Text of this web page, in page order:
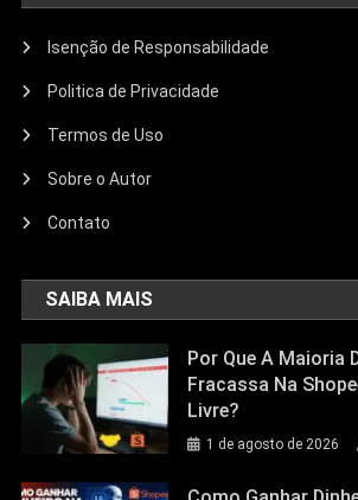
Isenção de Responsabilidade
Politica de Privacidade
Termos de Uso
Sobre o Autor
Contato
SAIBA MAIS
Por Que A Maioria
Fracassa Na
Livre?
1 de agosto de 2026